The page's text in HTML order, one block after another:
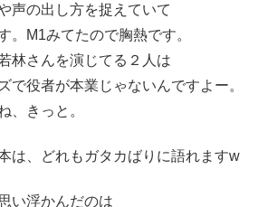
声の出し方を捉えていて
。M1みてたので胸熱です。
林さんを演じてる２人は
で役者が本業じゃないんですよー。
、きっと。
は、どれもガタカばりに語れますw
い浮かんだのは